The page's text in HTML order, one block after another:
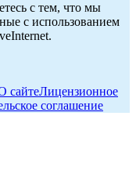
с тем, что мы
с использованием
сайтеЛицензионное
соглашение